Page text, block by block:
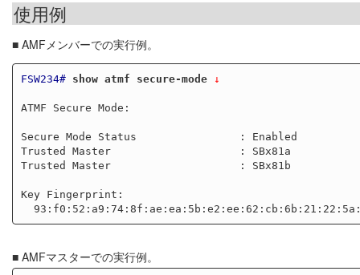
使用例
■ AMFメンバーでの実行例。
FSW234# show atmf secure-mode ↓
ATMF Secure Mode:
Secure Mode Status                : Enabled
Trusted Master                    : SBx81a
Trusted Master                    : SBx81b
Key Fingerprint:
■ AMFマスターでの実行例。